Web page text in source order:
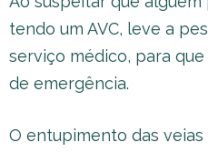
tendo um AVC, leve a
serviço médico, para
de emergência.
O entupimento das